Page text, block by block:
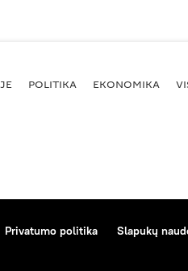
POLITIKA EKONOMIKA
Privatumo politika Slapukų